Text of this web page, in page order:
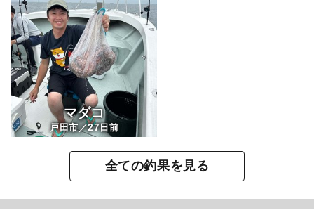
マダコ
戸田市／27日前
全ての釣果を見る